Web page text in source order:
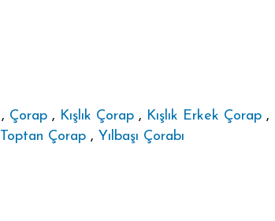
, Çorap , Kışlık Çorap , Kışlık Erkek Çorap ,
Toptan Çorap , Yılbaşı Çorabı